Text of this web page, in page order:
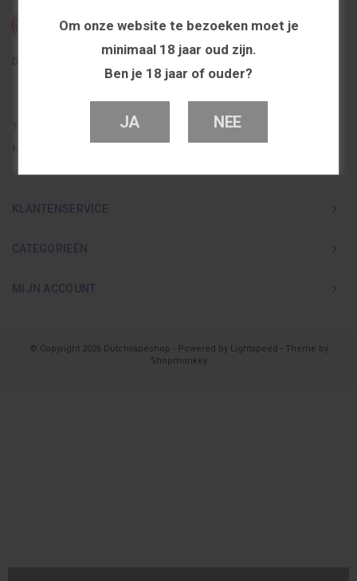
Om onze website te bezoeken moet je
minimaal 18 jaar oud zijn.
Ben je 18 jaar of ouder?
JA NEE
De beste en voordeligste vapeshop in Nederland
Telefoon
0251 839 447
KLANTENSERVICE
CATEGORIEËN
MIJN ACCOUNT
© Copyright 2026 Dutchvapeshop - Powered by Lightspeed - Theme by
Shopmonkey